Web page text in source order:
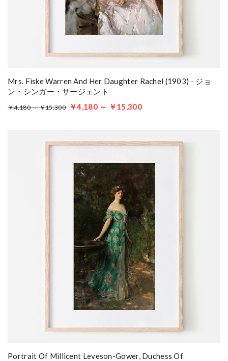
Mrs. Fiske Warren And Her Daughter Rachel (1903) - ジョ
ン・シンガー・サージェント
￥4,180 ～ ￥15,300 ￥4,180 ～ ￥15,300
Portrait Of Millicent Leveson-Gower, Duchess Of